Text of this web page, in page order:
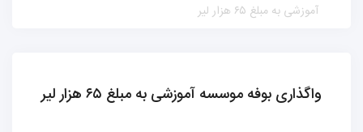
آموزشی به مبلغ ۶۵ هزار لیر
واگذاری بوفه موسسه آموزشی به مبلغ ۶۵ هزار لیر